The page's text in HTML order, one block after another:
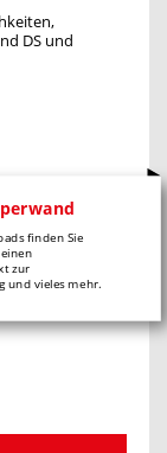
DS und
finden Sie
zur
und vieles mehr.